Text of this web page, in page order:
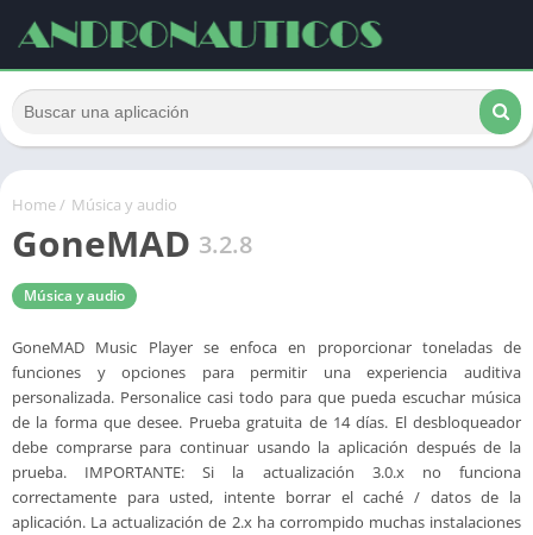
Home/ Música y audio
GoneMAD 3.2.8
Música y audio
GoneMAD Music Player se enfoca en proporcionar toneladas de
funciones y opciones para permitir una experiencia auditiva
personalizada. Personalice casi todo para que pueda escuchar música
de la forma que desee. Prueba gratuita de 14 días. El desbloqueador
debe comprarse para continuar usando la aplicación después de la
prueba. IMPORTANTE: Si la actualización 3.0.x no funciona
correctamente para usted, intente borrar el caché / datos de la
aplicación. La actualización de 2.x ha corrompido muchas instalaciones